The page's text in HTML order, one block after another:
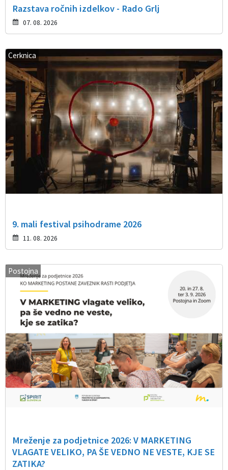
Razstava ročnih izdelkov - Rado Grlj
07. 08. 2026
Cerknica
9. mali festival psihodrame 2026
11. 08. 2026
Postojna
Mreženje za podjetnice 2026: V MARKETING
VLAGATE VELIKO, PA ŠE VEDNO NE VESTE, KJE SE
ZATIKA?